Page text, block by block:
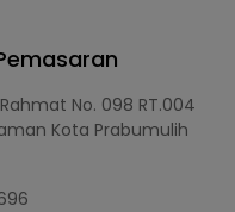
No. 098 RT.004
Kota Prabumulih